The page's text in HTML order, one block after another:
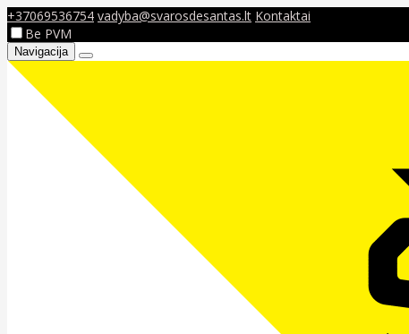
+37069536754 vadyba@svarosdesantas.lt Kontaktai
Be PVM
Navigacija